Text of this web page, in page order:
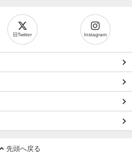
旧Twitter Instagram
先頭へ戻る